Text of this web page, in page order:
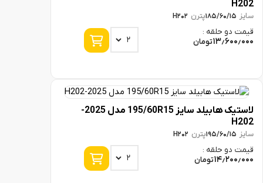
185/60/ پترن H202
حلقه :
تومان
لاستیک هابیلد سایز 195/60R15 مدل 2025-
195/60/ پترن H202
حلقه :
تومان